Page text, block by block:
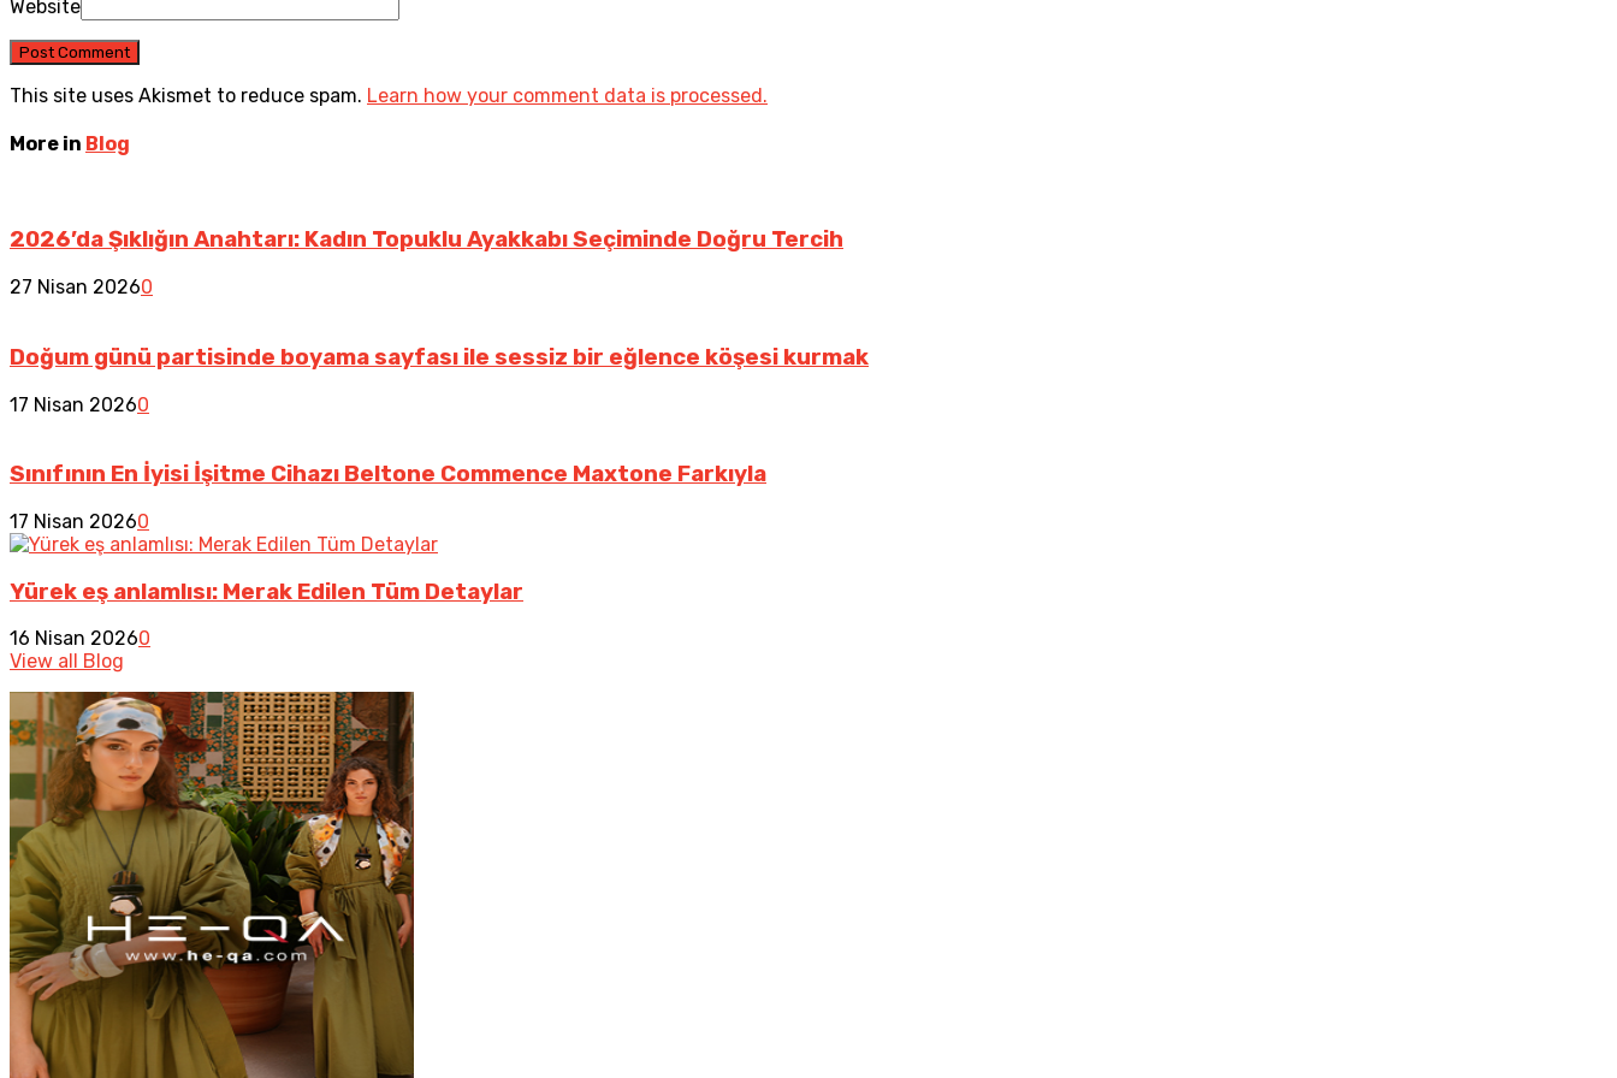
Website
This site uses Akismet to reduce spam. Learn how your comment data is processed.
More in Blog
2026’da Şıklığın Anahtarı: Kadın Topuklu Ayakkabı Seçiminde Doğru Tercih
27 Nisan 20260
Doğum günü partisinde boyama sayfası ile sessiz bir eğlence köşesi kurmak
17 Nisan 20260
Sınıfının En İyisi İşitme Cihazı Beltone Commence Maxtone Farkıyla
17 Nisan 20260
Yürek eş anlamlısı: Merak Edilen Tüm Detaylar
16 Nisan 20260
View all Blog